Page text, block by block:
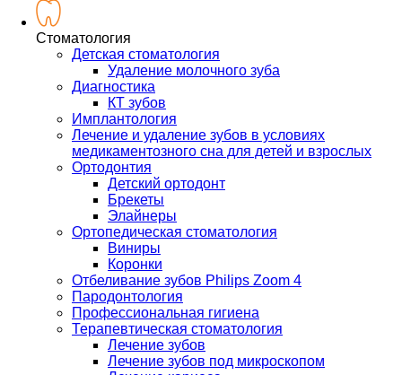
Стоматология
Детская стоматология
Удаление молочного зуба
Диагностика
КТ зубов
Имплантология
Лечение и удаление зубов в условиях
медикаментозного сна для детей и взрослых
Ортодонтия
Детский ортодонт
Брекеты
Элайнеры
Ортопедическая стоматология
Виниры
Коронки
Отбеливание зубов Philips Zoom 4
Пародонтология
Профессиональная гигиена
Терапевтическая стоматология
Лечение зубов
Лечение зубов под микроскопом